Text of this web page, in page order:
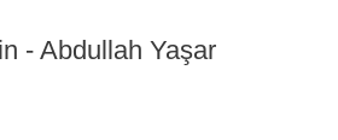
- Abdullah Yaşar